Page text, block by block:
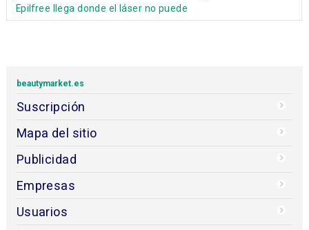
Epilfree llega donde el láser no puede
beautymarket.es
Suscripción
Mapa del sitio
Publicidad
Empresas
Usuarios